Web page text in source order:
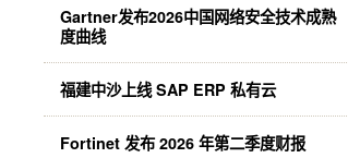
Gartner发布2026中国网络安全技术成熟
度曲线
福建中沙上线 SAP ERP 私有云
Fortinet 发布 2026 年第二季度财报